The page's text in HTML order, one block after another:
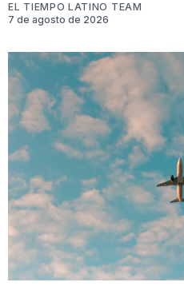
EL TIEMPO LATINO TEAM
7 de agosto de 2026